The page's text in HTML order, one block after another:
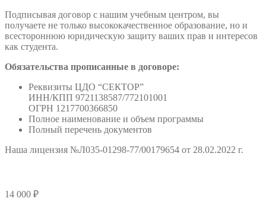
Подписывая договор с нашим учебным центром, вы
получаете не только высококачественное образование, но и
всестороннюю юридическую защиту ваших прав и интересов
как студента.
Обязательства прописанные в договоре:
Реквизиты ЦДО “СЕКТОР”
ИНН/КПП 9721138587/772101001
ОГРН 1217700366850
Полное наименование и объем программы
Полный перечень документов
Наша лицензия №Л035-01298-77/00179654 от 28.02.2022 г.
14 000 ₽